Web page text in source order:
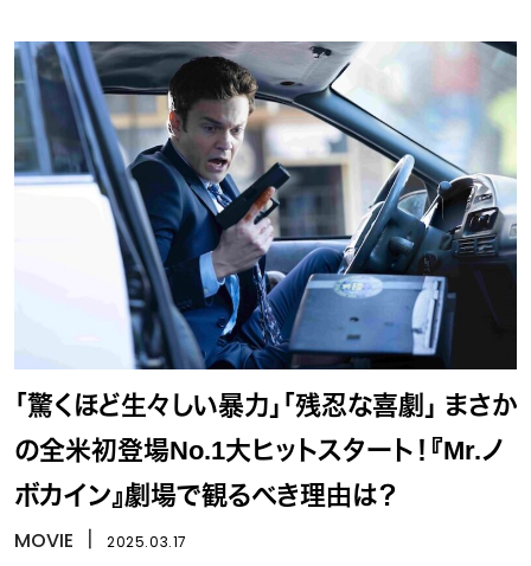
「驚くほど生々しい暴力」「残忍な喜劇」 まさか
の全米初登場No.1大ヒットスタート！『Mr.ノ
ボカイン』劇場で観るべき理由は？
MOVIE 2025.03.17